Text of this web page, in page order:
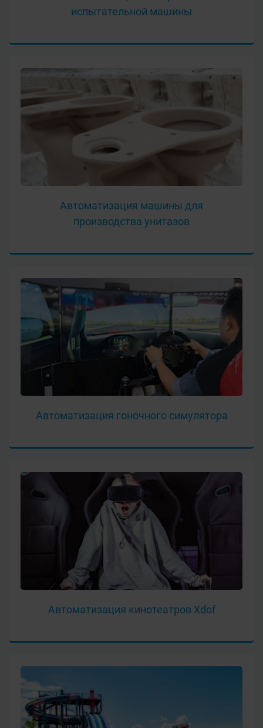
испытательной машины
Автоматизация машины для
производства унитазов
Автоматизация гоночного симулятора
Автоматизация кинотеатров Xdof